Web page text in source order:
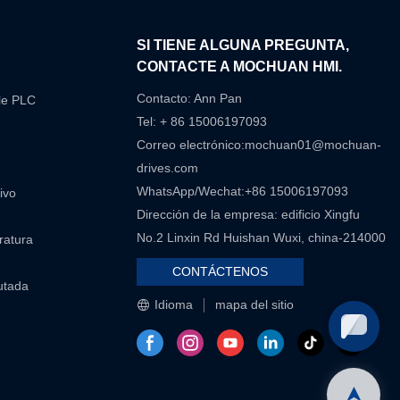
PLC
SI TIENE ALGUNA PREGUNTA,
CONTACTE A MOCHUAN HMI.
Contacto: Ann Pan
Tel: + 86 15006197093
Correo electrónico:mochuan01@mochuan-
drives.com
WhatsApp/Wechat:+86 15006197093
Dirección de la empresa: edificio Xingfu
No.2 Linxin Rd Huishan Wuxi, china-214000
CONTÁCTENOS
Idioma mapa del sitio